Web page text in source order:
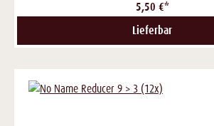
5,50 €*
Lieferbar